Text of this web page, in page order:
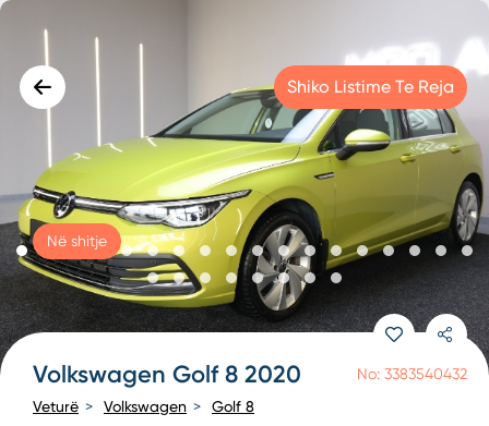
Shiko Listime Te Reja
No: 3383540432
Në shitje
Volkswagen Golf 8 2020
Veturë Volkswagen Golf 8